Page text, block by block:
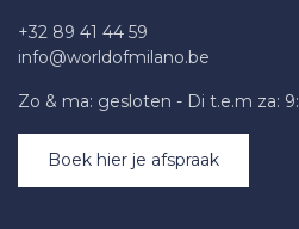
+32 89 41 44 59
info@worldofmilano.be
Zo & ma: gesloten - Di t.e.m za:
Boek hier je afspraak